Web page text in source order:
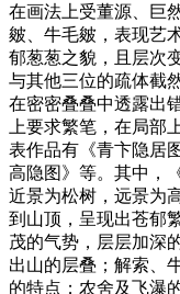
在画法上受董源、巨
皴、牛毛皴，表现艺
郁葱葱之貌，且层次
与其他三位的疏体截
在密密叠叠中透露出
上要求繁笔，在局部
表作品有《青卞隐居
高隐图》等。其中，
近景为松树，远景为
到山顶，呈现出苍郁
茂的气势，层层加深
出山的层叠；解索、
的特点；农舍及飞瀑